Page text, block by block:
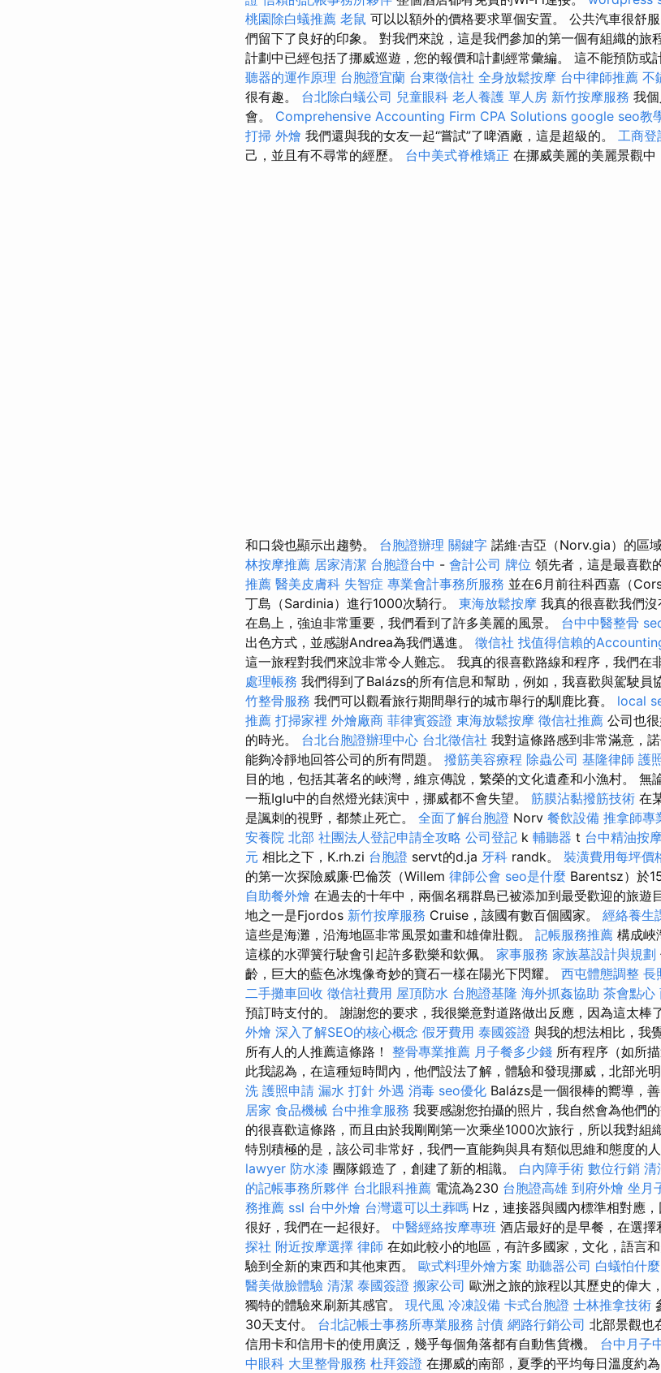
桃園除白蟻推薦 老鼠 可以以額外的價格要求單個安置。 公共汽車很舒
們留下了良好的印象。 對我們來說，這是我們參加的第一個有組織的旅
計劃中已經包括了挪威巡遊，您的報價和計劃經常彙編。 這不能預防或
聽器的運作原理 台胞證宜蘭 台東徵信社 全身放鬆按摩 台中律師推薦 不
很有趣。 台北除白蟻公司 兒童眼科 老人養護 單人房 新竹按摩服務 我
會。 Comprehensive Accounting Firm CPA Solutions google seo教
打掃 外燴 我們還與我的女友一起“嘗試”了啤酒廠，這是超級的。 工商登
己，並且有不尋常的經歷。 台中美式脊椎矯正 在挪威美麗的美麗景觀中
和口袋也顯示出趨勢。 台胞證辦理 關鍵字 諾維·吉亞（Norv.gia）的區
林按摩推薦 居家清潔 台胞證台中 - 會計公司 牌位 領先者，這是最喜歡
推薦 醫美皮膚科 失智症 專業會計事務所服務 並在6月前往科西嘉（
丁島（Sardinia）進行1000次騎行。 東海放鬆按摩 我真的很喜歡我們
在島上，強迫非常重要，我們看到了許多美麗的風景。 台中中醫整骨
出色方式，並感謝Andrea為我們邁進。 徵信社 找值得信賴的
這一旅程對我們來說非常令人難忘。 我真的很喜歡路線和程序，我們在
處理帳務 我們得到了Balázs的所有信息和幫助，例如，我喜歡與駕駛員
竹整骨服務 我們可以觀看旅行期間舉行的城市舉行的馴鹿比賽。 local
推薦 打掃家裡 外燴廠商 菲律賓簽證 東海放鬆按摩 徵信社推薦 公司也
的時光。 台北台胞證辦理中心 台北徵信社 我對這條路感到非常滿意，
能夠冷靜地回答公司的所有問題。 撥筋美容療程 除蟲公司 基隆律師 護
目的地，包括其著名的峽灣，維京傳說，繁榮的文化遺產和小漁村。 無
一瓶Iglu中的自然燈光錶演中，挪威都不會失望。 筋膜沾黏撥筋技術 在
是諷刺的視野，都禁止死亡。 全面了解台胞證 Norv 餐飲設備 推拿師專
安養院 北部 社團法人登記申請全攻略 公司登記 k 輔聽器 t 台中精油按
元 相比之下，K.rh.zi 台胞證 servt的d.ja 牙科 randk。 裝潢費用每坪價
的第一次探險威廉·巴倫茨（Willem 律師公會 seo是什麼 Barentsz）於
自助餐外燴 在過去的十年中，兩個名稱群島已被添加到最受歡迎的旅遊
地之一是Fjordos 新竹按摩服務 Cruise，該國有數百個國家。 經絡養生
這些是海灘，沿海地區非常風景如畫和雄偉壯觀。 記帳服務推薦 構成峽
這樣的水彈簧行駛會引起許多歡樂和欽佩。 家事服務 家族墓設計與規劃
齡，巨大的藍色冰塊像奇妙的寶石一樣在陽光下閃耀。 西屯體態調整 長
二手攤車回收 徵信社費用 屋頂防水 台胞證基隆 海外抓姦協助 茶會點心
預訂時支付的。 謝謝您的要求，我很樂意對道路做出反應，因為這太棒
外燴 深入了解SEO的核心概念 假牙費用 泰國簽證 與我的想法相比，我
所有人的人推薦這條路！ 整骨專業推薦 月子餐多少錢 所有程序（如所
此我認為，在這種短時間內，他們設法了解，體驗和發現挪威，北部光
洗 護照申請 漏水 打針 外遇 消毒 seo優化 Balázs是一個很棒的嚮導，
居家 食品機械 台中推拿服務 我要感謝您拍攝的照片，我自然會為他們
的很喜歡這條路，而且由於我剛剛第一次乘坐1000次旅行，所以我對組
特別積極的是，該公司非常好，我們一直能夠與具有類似思維和態度的
lawyer 防水漆 團隊鍛造了，創建了新的相識。 白內障手術 數位行銷 清
的記帳事務所夥伴 台北眼科推薦 電流為230 台胞證高雄 到府外燴 坐月
務推薦 ssl 台中外燴 台灣還可以土葬嗎 Hz，連接器與國內標準相對應
很好，我們在一起很好。 中醫經絡按摩專班 酒店最好的是早餐，在選擇
探社 附近按摩選擇 律師 在如此較小的地區，有許多國家，文化，語言
驗到全新的東西和其他東西。 歐式料理外燴方案 助聽器公司 白蟻怕什麼
醫美做臉體驗 清潔 泰國簽證 搬家公司 歐洲之旅的旅程以其歷史的偉大
獨特的體驗來刷新其感官。 現代風 冷凍設備 卡式台胞證 士林推拿技術
30天支付。 台北記帳士事務所專業服務 討債 網路行銷公司 北部景觀也
信用卡和信用卡的使用廣泛，幾乎每個角落都有自動售貨機。 台中月子
中眼科 大里整骨服務 杜拜簽證 在挪威的南部，夏季的平均每日溫度約